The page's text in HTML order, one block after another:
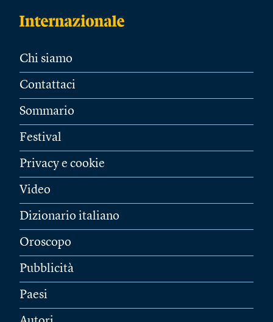
Chi siamo
Contattaci
Sommario
Festival
Privacy e cookie
Video
Dizionario italiano
Oroscopo
Pubblicità
Paesi